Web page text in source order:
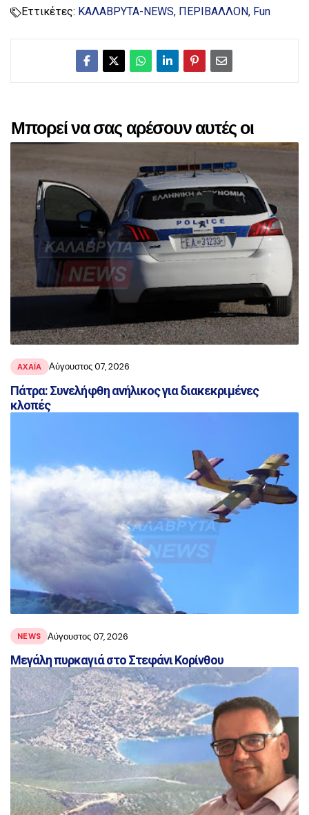
Εττικέτες: ΚΑΛΑΒΡΥΤΑ-NEWS ΠΕΡΙΒΑΛΛΟΝ Fun
Μπορεί να σας αρέσουν αυτές οι
αναρτήσεις
ΑΧΑΪ́Α Αύγουστος 07, 2026
Πάτρα: Συνελήφθη ανήλικος για διακεκριμένες
κλοπές
NEWS Αύγουστος 07, 2026
Μεγάλη πυρκαγιά στο Στεφάνι Κορίνθου